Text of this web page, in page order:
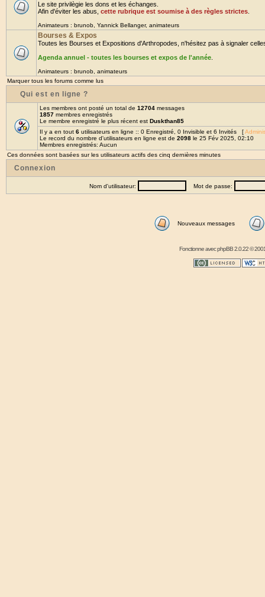
Le site privilègie les dons et les échanges.
Afin d'éviter les abus, cette rubrique est soumise à des règles strictes
Animateurs : brunob Yannick Bellanger, animateurs
Bourses & Expos
Toutes les Bourses et Expositions d'Arthropodes, n'hésitez pas à signaler
Agenda annuel - toutes les bourses et expos de l'année
Animateurs : brunob animateurs
Marquer tous les forums comme lus
Qui est en ligne ?
Les membres ont posté un total de 12704 messages
1857 membres enregistrés
Le membre enregistré le plus récent est Duskthan85
Il y a en tout 6 utilisateurs en ligne :: 0 Enregistré, 0 Invisible et 6 Invités [
Le record du nombre d'utilisateurs en ligne est de 2098 le 25 Fév 2025, 02:10
Membres enregistrés: Aucun
Ces données sont basées sur les utilisateurs actifs des cinq dernières minutes
Connexion
Nom d'utilisateur: Mot de passe:
Nouveaux messages
Fonctionne avecphpBB2.0.22 ©